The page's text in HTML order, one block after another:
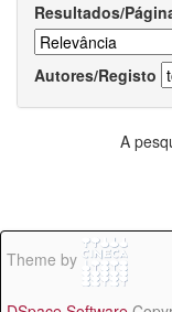
Resultados/
Autores/Registo
A
Theme by